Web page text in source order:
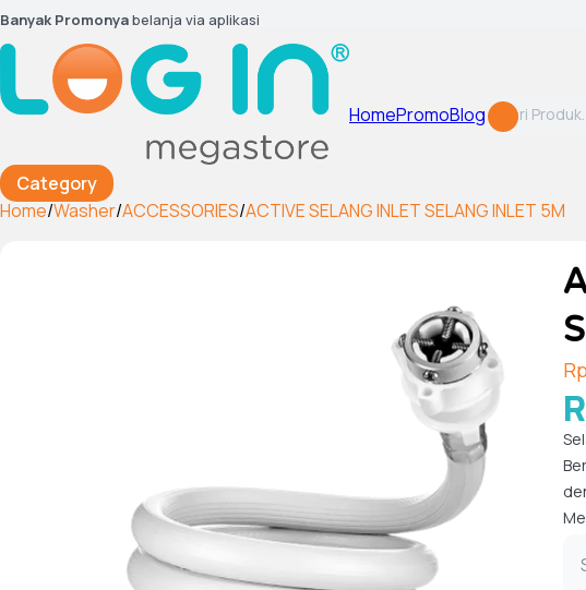
Banyak Promonyabelanja via aplikasi
Category
HomePromoBlog
Home/Washer/ACCESSORIES/ACTIVE SELANG INLET SELANG INLET 5M